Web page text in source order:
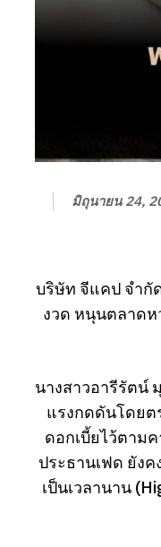
มิถุนายน 24,
บริษัท จีแคป จำกั
งวด หนุนตลาด
นางสาวอารีรัตน์
แรงกดดันโดยต
ดอกเบี้ยไว้ตาม
ประธานเฟด ยัง
เป็นเวลานาน